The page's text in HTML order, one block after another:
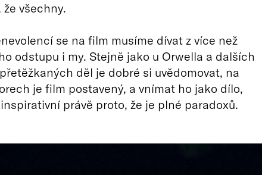
všechny.
se na film musíme dívat z více než
odstupu i my. Stejně jako u Orwella a dalších
děl je dobré si uvědomovat, na
je film postavený, a vnímat ho jako dílo,
právě proto, že je plné paradoxů.